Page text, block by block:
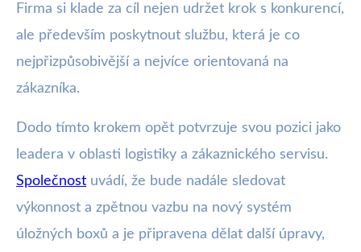
Firma si klade za cíl nejen udržet krok s konkurencí,
ale především poskytnout službu, která je co
nejpřizpůsobivější a nejvíce orientovaná na
zákazníka.
Dodo tímto krokem opět potvrzuje svou pozici jako
leadera v oblasti logistiky a zákaznického servisu.
Společnost uvádí, že bude nadále sledovat
výkonnost a zpětnou vazbu na nový systém
úložných boxů a je připravena dělat další úpravy,